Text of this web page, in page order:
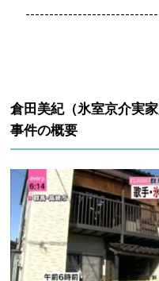
倉田美紀（氷室京介実
事件の概要